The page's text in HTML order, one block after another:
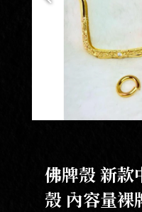
佛牌殼 新款
殼 內容量裸